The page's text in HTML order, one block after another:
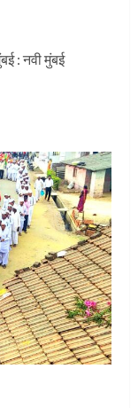
: नवी मुंबई